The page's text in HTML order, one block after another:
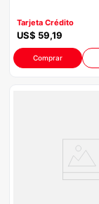
Tarjeta Crédito
US$ 59,19
Comprar